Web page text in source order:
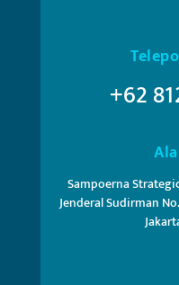
+62
Sampoerna
Jenderal Sudirman